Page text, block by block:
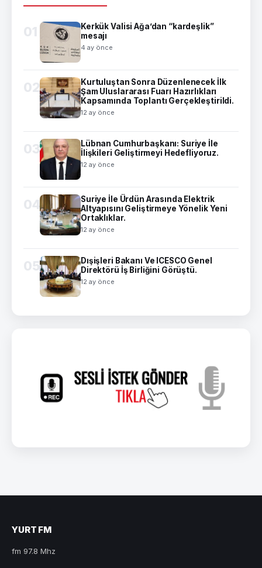
01
Kerkük Valisi Ağa’dan “kardeşlik”
mesajı
4 ay önce
02
Kurtuluştan Sonra Düzenlenecek İlk
Şam Uluslararası Fuarı Hazırlıkları
Kapsamında Toplantı Gerçekleştirildi.
12 ay önce
03
Lübnan Cumhurbaşkanı: Suriye İle
İlişkileri Geliştirmeyi Hedefliyoruz.
12 ay önce
04
Suriye İle Ürdün Arasında Elektrik
Altyapısını Geliştirmeye Yönelik Yeni
Ortaklıklar.
12 ay önce
05
Dışişleri Bakanı Ve ICESCO Genel
Direktörü İş Birliğini Görüştü.
12 ay önce
YURT FM
fm 97.8 Mhz